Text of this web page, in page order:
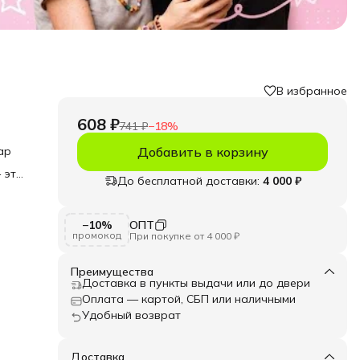
В избранное
608 ₽741 ₽−18%
Добавить в корзину
До бесплатной доставки: 4 000 ₽
−10%
промокод
ОПТ
При покупке от 4 000 ₽
Преимущества
Доставка в пункты выдачи или до двери
Оплата — картой, СБП или наличными
Удобный возврат
Доставка